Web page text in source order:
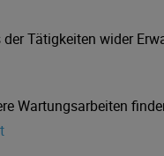
Tätigkeiten wider
Wartungsarbeiten